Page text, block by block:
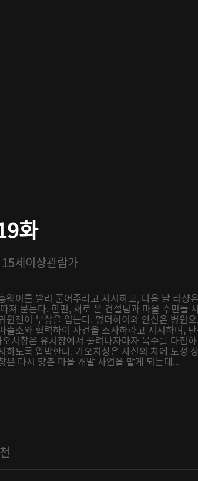
화
15세이상관람가
웨이를 빨리 풀어주라고 지시하고, 다음 날 리샹
져 묻는다. 한편, 새로 온 건설팀과 마을 주민들
원젠이 부상을 입는다. 멍더하이와 안신은 병원
출소와 협력하여 사건을 조사하라고 지시하며,
치창은 유치장에서 풀려나자마자 복수를 다짐
하도록 압박한다. 가오치창은 자신의 차에 도청
은 다시 망춘 마을 개발 사업을 맡게 되는데...